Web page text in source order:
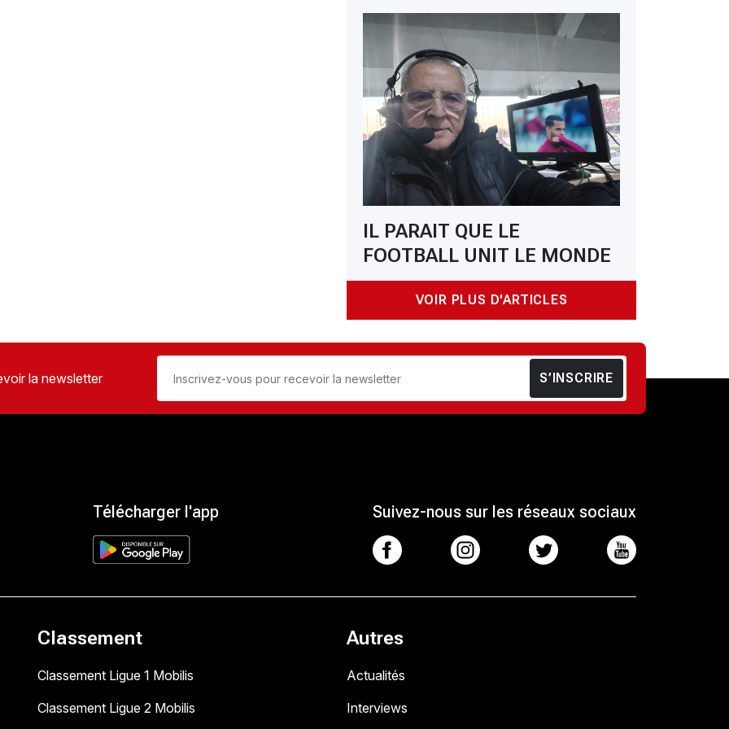
IL PARAIT QUE LE
FOOTBALL UNIT LE MONDE
VOIR PLUS D'ARTICLES
la newsletter S’INSCRIRE
Télécharger l'app Suivez-nous sur les réseaux sociaux
Classement
Classement Ligue 1 Mobilis
Classement Ligue 2 Mobilis
Autres
Actualités
Interviews